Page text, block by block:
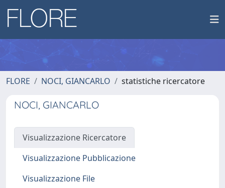
FLORE NOCI, GIANCARLO statistiche ricercatore
NOCI, GIANCARLO
Visualizzazione Ricercatore
Visualizzazione Pubblicazione
Visualizzazione File